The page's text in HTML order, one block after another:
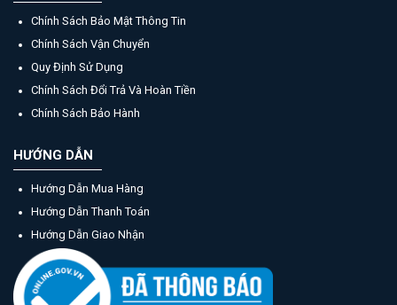
Chính Sách Bảo Mật Thông Tin
Chính Sách Vận Chuyển
Quy Định Sử Dụng
Chính Sách Đổi Trả Và Hoàn Tiền
Chính Sách Bảo Hành
HƯỚNG DẪN
Hướng Dẫn Mua Hàng
Hướng Dẫn Thanh Toán
Hướng Dẫn Giao Nhận